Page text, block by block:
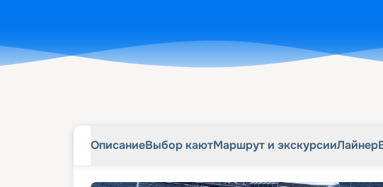
ОписаниеВыбор каютМаршрут и экскурсииЛайнер